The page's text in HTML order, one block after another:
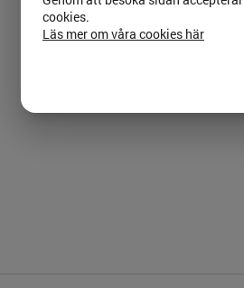
cookies.
Läs mer om våra cookies här